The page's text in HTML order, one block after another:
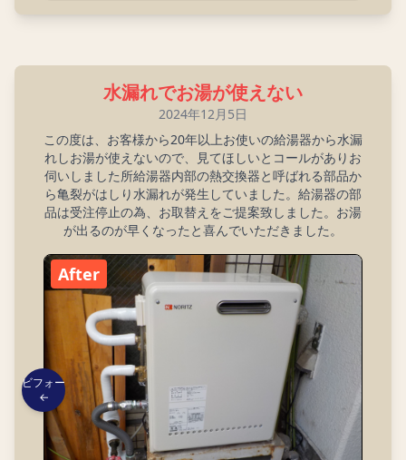
水漏れでお湯が使えない
2024年12月5日
この度は、お客様から20年以上お使いの給湯器から水漏
れしお湯が使えないので、見てほしいとコールがありお
伺いしました所給湯器内部の熱交換器と呼ばれる部品か
ら亀裂がはしり水漏れが発生していました。給湯器の部
品は受注停止の為、お取替えをご提案致しました。お湯
が出るのが早くなったと喜んでいただきました。
ビフォー
←
After